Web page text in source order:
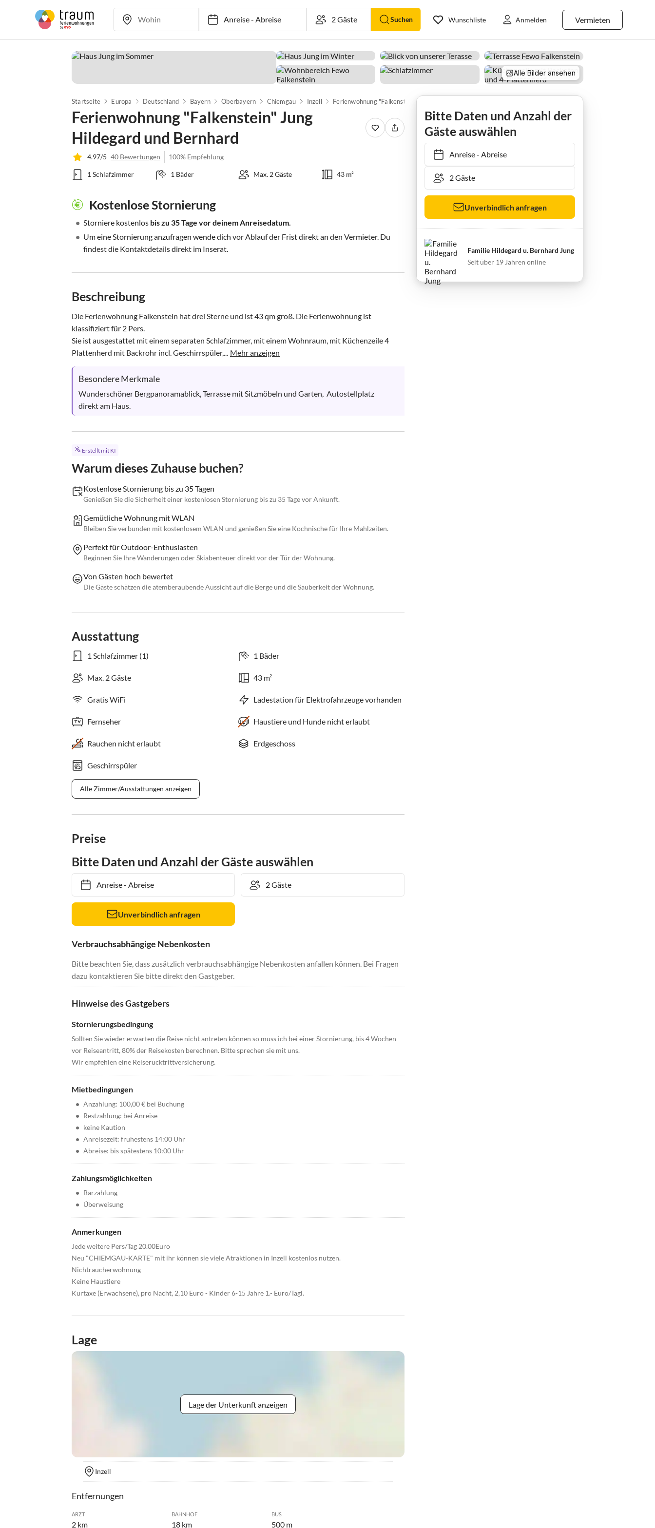
Anreise-Abreise Suchen Vermieten
Wunschliste Anmelden
Alle Bilder ansehen
Startseite Europa Deutschland Bayern Oberbayern Chiemgau Inzell
Ferienwohnung "Falkenstein" Jung
Hildegard und Bernhard
4.97/5 40 Bewertungen 100% Empfehlung
1 Schlafzimmer 1 Bäder Max. 2 Gäste 43 m²
Kostenlose Stornierung
• Storniere kostenlos bis zu 35 Tage vor deinem Anreisedatum.
• Um eine Stornierung anzufragen wende dich vor Ablauf der Frist direkt an den Vermieter. Du
findest die Kontaktdetails direkt im Inserat.
Beschreibung
Die Ferienwohnung Falkenstein hat drei Sterne und ist 43 qm groß. Die Ferienwohnung ist
klassifiziert für 2 Pers.
Sie ist ausgestattet mit einem separaten Schlafzimmer, mit einem Wohnraum, mit Küchenzeile 4
Plattenherd mit Backrohr incl. Geschirrspüler,... Mehr anzeigen
Besondere Merkmale
Wunderschöner Bergpanoramablick, Terrasse mit Sitzmöbeln und Garten,  Autostellplatz
direkt am Haus.
Erstellt mit KI
Warum dieses Zuhause buchen?
Kostenlose Stornierung bis zu 35 Tagen
Genießen Sie die Sicherheit einer kostenlosen Stornierung bis zu 35 Tage vor Ankunft.
Gemütliche Wohnung mit WLAN
Bleiben Sie verbunden mit kostenlosem WLAN und genießen Sie eine Kochnische für Ihre Mahlzeiten.
Perfekt für Outdoor-Enthusiasten
Beginnen Sie Ihre Wanderungen oder Skiabenteuer direkt vor der Tür der Wohnung.
Von Gästen hoch bewertet
Die Gäste schätzen die atemberaubende Aussicht auf die Berge und die Sauberkeit der Wohnung.
Ausstattung
1 Schlafzimmer (1) 1 Bäder
Max. 2 Gäste 43 m²
Gratis WiFi Ladestation für Elektrofahrzeuge vorhanden
Fernseher Haustiere und Hunde nicht erlaubt
Rauchen nicht erlaubt Erdgeschoss
Geschirrspüler
Alle Zimmer/Ausstattungen anzeigen
Preise
Bitte Daten und Anzahl der Gäste auswählen
Anreise- Abreise
Unverbindlich anfragen
Verbrauchsabhängige Nebenkosten
Bitte beachten Sie, dass zusätzlich verbrauchsabhängige Nebenkosten anfallen können. Bei Fragen
dazu kontaktieren Sie bitte direkt den Gastgeber.
Hinweise des Gastgebers
Stornierungsbedingung
Sollten Sie wieder erwarten die Reise nicht antreten können so muss ich bei einer Stornierung, bis 4 Wochen
vor Reiseantritt, 80% der Reisekosten berechnen. Bitte sprechen sie mit uns.
Wir empfehlen eine Reiserücktrittversicherung.
Mietbedingungen
• Anzahlung: 100,00 € bei Buchung
• Restzahlung: bei Anreise
• keine Kaution
• Anreisezeit: frühestens 14:00 Uhr
• Abreise: bis spätestens 10:00 Uhr
Zahlungsmöglichkeiten
• Barzahlung
• Überweisung
Anmerkungen
Jede weitere Pers/Tag 20.00Euro
Neu "CHIEMGAU-KARTE" mit ihr können sie viele Atraktionen in Inzell kostenlos nutzen.
Nichtraucherwohnung
Keine Haustiere
Kurtaxe (Erwachsene), pro Nacht, 2,10 Euro - Kinder 6-15 Jahre 1.- Euro/Tägl.
Lage
Lage der Unterkunft anzeigen
Inzell
Entfernungen
ARZT
2 km
BAHNHOF
18 km
BUS
500 m
Bitte Daten und Anzahl der
Gäste auswählen
Anreise- Abreise
Unverbindlich anfragen
Familie Hildegard u. Bernhard Jung
Seit über 19 Jahren online